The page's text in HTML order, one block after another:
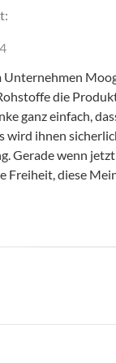
die
ganz einfach,
wird ihnen
Gerade wenn
Freiheit, diese